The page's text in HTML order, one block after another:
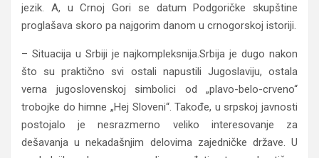
jezik. A, u Crnoj Gori se datum Podgoričke skupštine
proglašava skoro pa najgorim danom u crnogorskoj istoriji.
– Situacija u Srbiji je najkompleksnija.Srbija je dugo nakon
što su praktično svi ostali napustili Jugoslaviju, ostala
verna jugoslovenskoj simbolici od „plavo-belo-crveno“
trobojke do himne „Hej Sloveni“. Takođe, u srpskoj javnosti
postojalo je nesrazmerno veliko interesovanje za
dešavanja u nekadašnjim delovima zajedničke države. U